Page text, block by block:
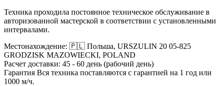
Техника проходила постоянное техническое обслуживание в
авторизованной мастерской в ​​соответствии с установленными
интервалами.
Местонахождение: 🇵🇱 Польша, URSZULIN 20 05-825
GRODZISK MAZOWIECKI, POLAND
Расчет доставки: 45 - 60 день (рабочий день)
Гарантия Вся техника поставляются с гарантией на 1 год или
1000 м/ч.